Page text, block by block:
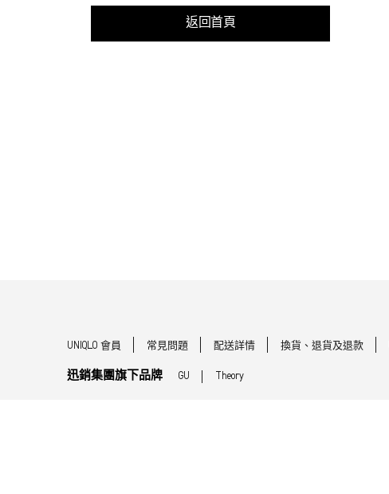
返回首頁
UNIQLO 會員 常見問題 配送詳情 換貨、退貨及退款
迅銷集團旗下品牌 GU Theory